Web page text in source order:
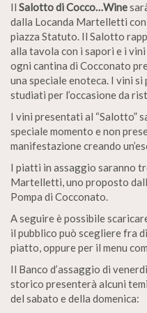
Il Salotto di Cocco…Wine
dalla Locanda Martelletti
piazza Statuto. Il Salotto
alla tavola con i sapori e i
ogni cantina di Cocconato
una speciale enoteca. I vini
studiati per l’occasione da
I vini presentati al “Salotto”
speciale momento e non
manifestazione creando
I piatti in assaggio saranno
Martelletti, uno proposto
Pompa di Cocconato.
A seguire è possibile
il pubblico può scegliere fra
piatto, oppure per il menu
Il Banco d’assaggio di
storico presenterà alcuni
del sabato e della domenica: